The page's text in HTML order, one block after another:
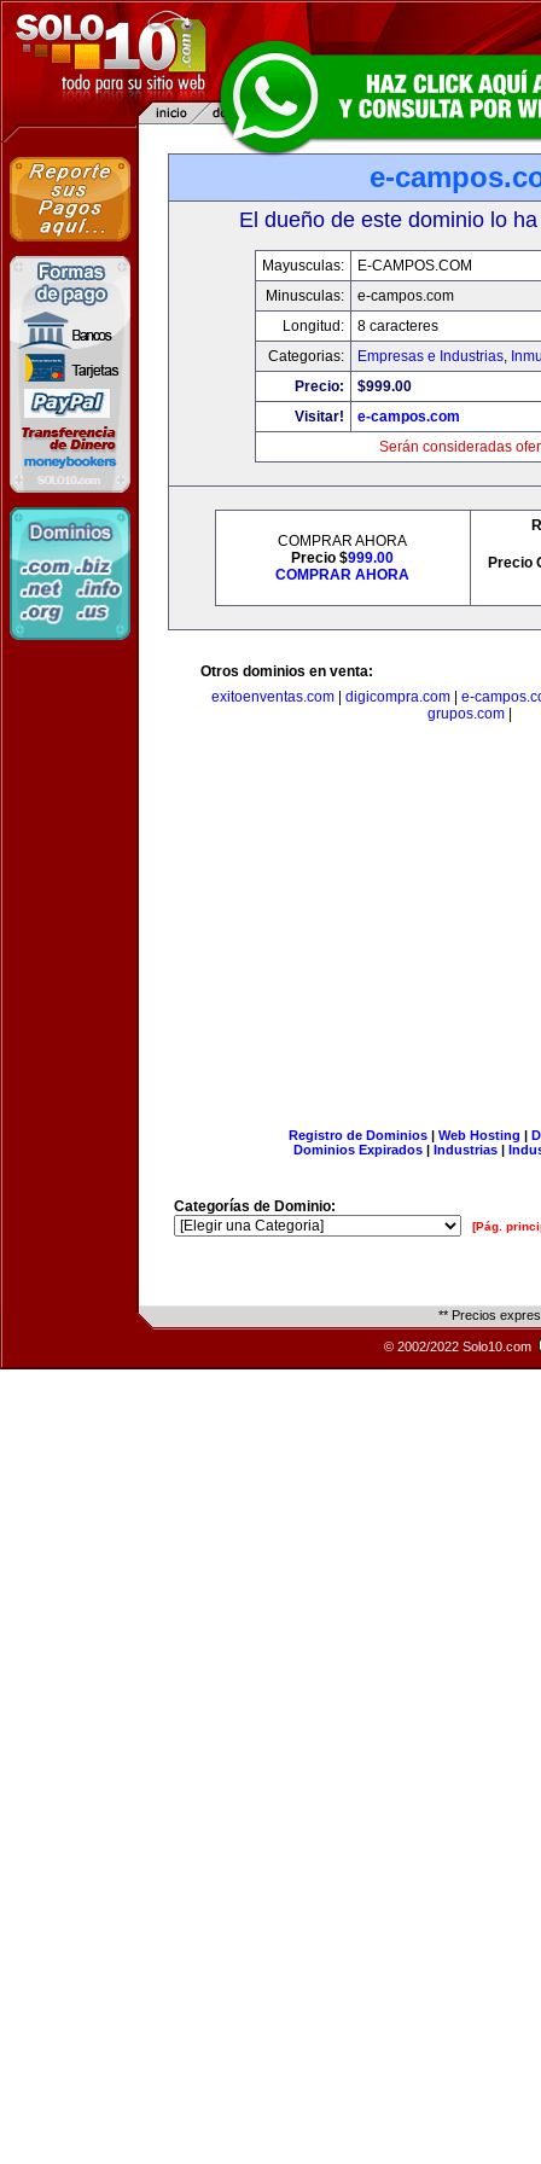
e-
El dueño de este dominio lo
Mayusculas:
E-CAMPOS.COM
Minusculas:
e-campos.com
Longitud:
8 caracteres
Categorias:
Empresas e Industrias,
Precio:
$999.00
Visitar!
e-campos.com
Serán consideradas
COMPRAR AHORA
Precio $999.00
COMPRAR AHORA
Precio
Otros dominios en venta:
exitoenventas.com| digicompra.com| e-
grupos.com
Registro de Dominios| Web Hosting |
Dominios Expirados | Industrias |
Categorías de Dominio:
[Pág.
** Precios
© 2002/2022 Solo10.com